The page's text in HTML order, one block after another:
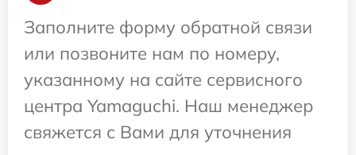
Заполните форму обратной связи
или позвоните нам по номеру,
указанному на сайте сервисного
центра Yamaguchi. Наш менеджер
свяжется с Вами для уточнения